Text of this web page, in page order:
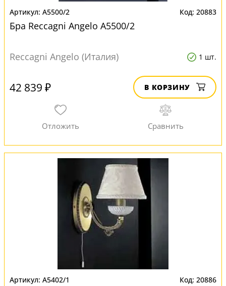
A5500/2 20883
Бра Reccagni Angelo A5500/2
Reccagni Angelo (Италия) 1 шт.
42 839 ₽ В КОРЗИНУ
A5402/1 20886